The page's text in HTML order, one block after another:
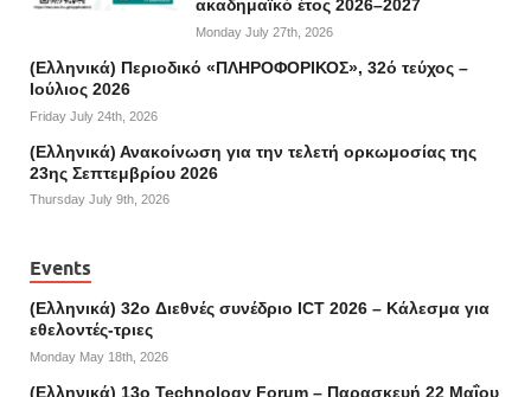
ακαδημαϊκό έτος 2026–2027
Monday July 27th, 2026
(Ελληνικά) Περιοδικό «ΠΛΗΡΟΦΟΡΙΚΟΣ», 32ό τεύχος –
Ιούλιος 2026
Friday July 24th, 2026
(Ελληνικά) Ανακοίνωση για την τελετή ορκωμοσίας της
23ης Σεπτεμβρίου 2026
Thursday July 9th, 2026
Events
(Ελληνικά) 32o Διεθνές συνέδριο ICT 2026 – Κάλεσμα για
εθελοντές-τριες
Monday May 18th, 2026
(Ελληνικά) 13ο Technology Forum – Παρασκευή 22 Μαΐου